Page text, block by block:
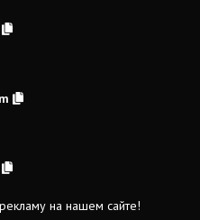
на нашем сайте!